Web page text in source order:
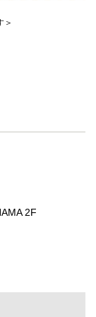
＞
2F